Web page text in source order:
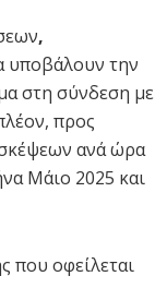
,
υποβάλουν την
στη σύνδεση με
προς
ανά ώρα
Μάιο 2025 και
που οφείλεται